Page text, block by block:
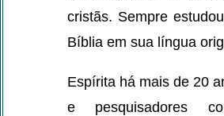
cristãs. Sempre
Bíblia em sua língua
Espírita há mais de 20
e pesquisadores